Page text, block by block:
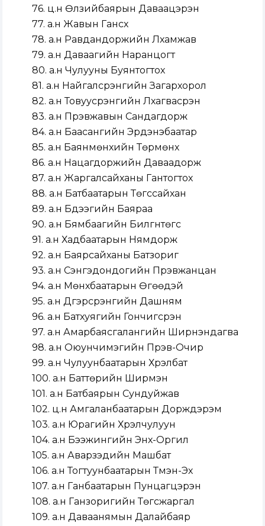
76. ц.н Өлзийбаярын Даваацэрэн
77. а.н Жавын Гансүх
78. а.н Равдандоржийн Лхамжав
79. а.н Даваагийн Наранцогт
80. а.н Чулууны Буянтогтох
81. а.н Найгалсүрэнгийн Загархорол
82. а.н Товуусүрэнгийн Лхагвасүрэн
83. а.н Пүрэвжавын Сандагдорж
84. а.н Баасангийн Эрдэнэбаатар
85. а.н Баянмөнхийн Төрмөнх
86. а.н Нацагдоржийн Даваадорж
87. а.н Жаргалсайханы Гантогтох
88. а.н Батбаатарын Төгссайхан
89. а.н Бүдээгийн Баяраа
90. а.н Бямбаагийн Билгүүнтөгс
91. а.н Хадбаатарын Нямдорж
92. а.н Баярсайханы Батзориг
93. а.н Сэнгэдондогийн Пүрэвжанцан
94. а.н Мөнхбаатарын Өгөөдэй
95. а.н Дүгэрсүрэнгийн Дашням
96. а.н Батхуягийн Гончигсүрэн
97. а.н Амарбаясгалангийн Ширнэндагва
98. а.н Оюунчимэгийн Пүрэв-Очир
99. а.н Чулуунбаатарын Хүрэлбат
100. а.н Баттөрийн Ширмэн
101. а.н Батбаярын Сундуйжав
102. ц.н Амгаланбаатарын Дорждэрэм
103. а.н Юрагийн Хүрэлчулуун
104. а.н Бээжингийн Энх-Оргил
105. а.н Аварзэдийн Машбат
106. а.н Тогтуунбаатарын Түмэн-Эх
107. а.н Ганбаатарын Пунцагцэрэн
108. а.н Ганзоригийн Төгсжаргал
109. а.н Даваанямын Далайбаяр